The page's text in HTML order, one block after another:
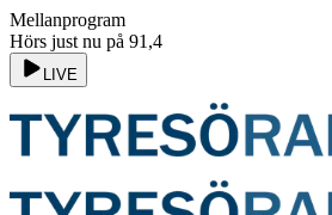
Mellanprogram
Hörs just nu på 91,4
LIVE